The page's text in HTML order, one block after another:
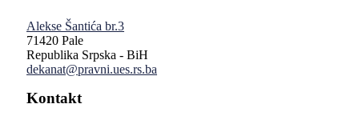
Alekse Šantića br.3
71420 Pale
Republika Srpska - BiH
dekanat@pravni.ues.rs.ba
Kontakt